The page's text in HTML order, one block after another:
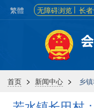
繁體 无障碍浏览 长
首页 > 新闻中心 > 乡